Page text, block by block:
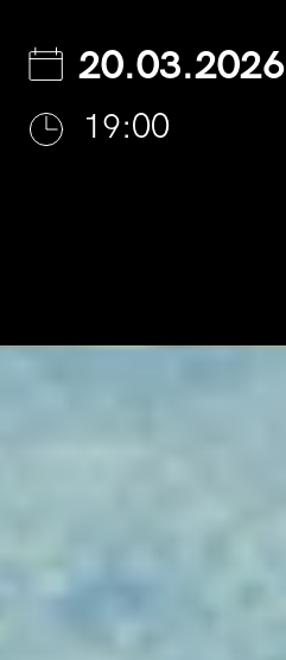
20.03.2026
19:00